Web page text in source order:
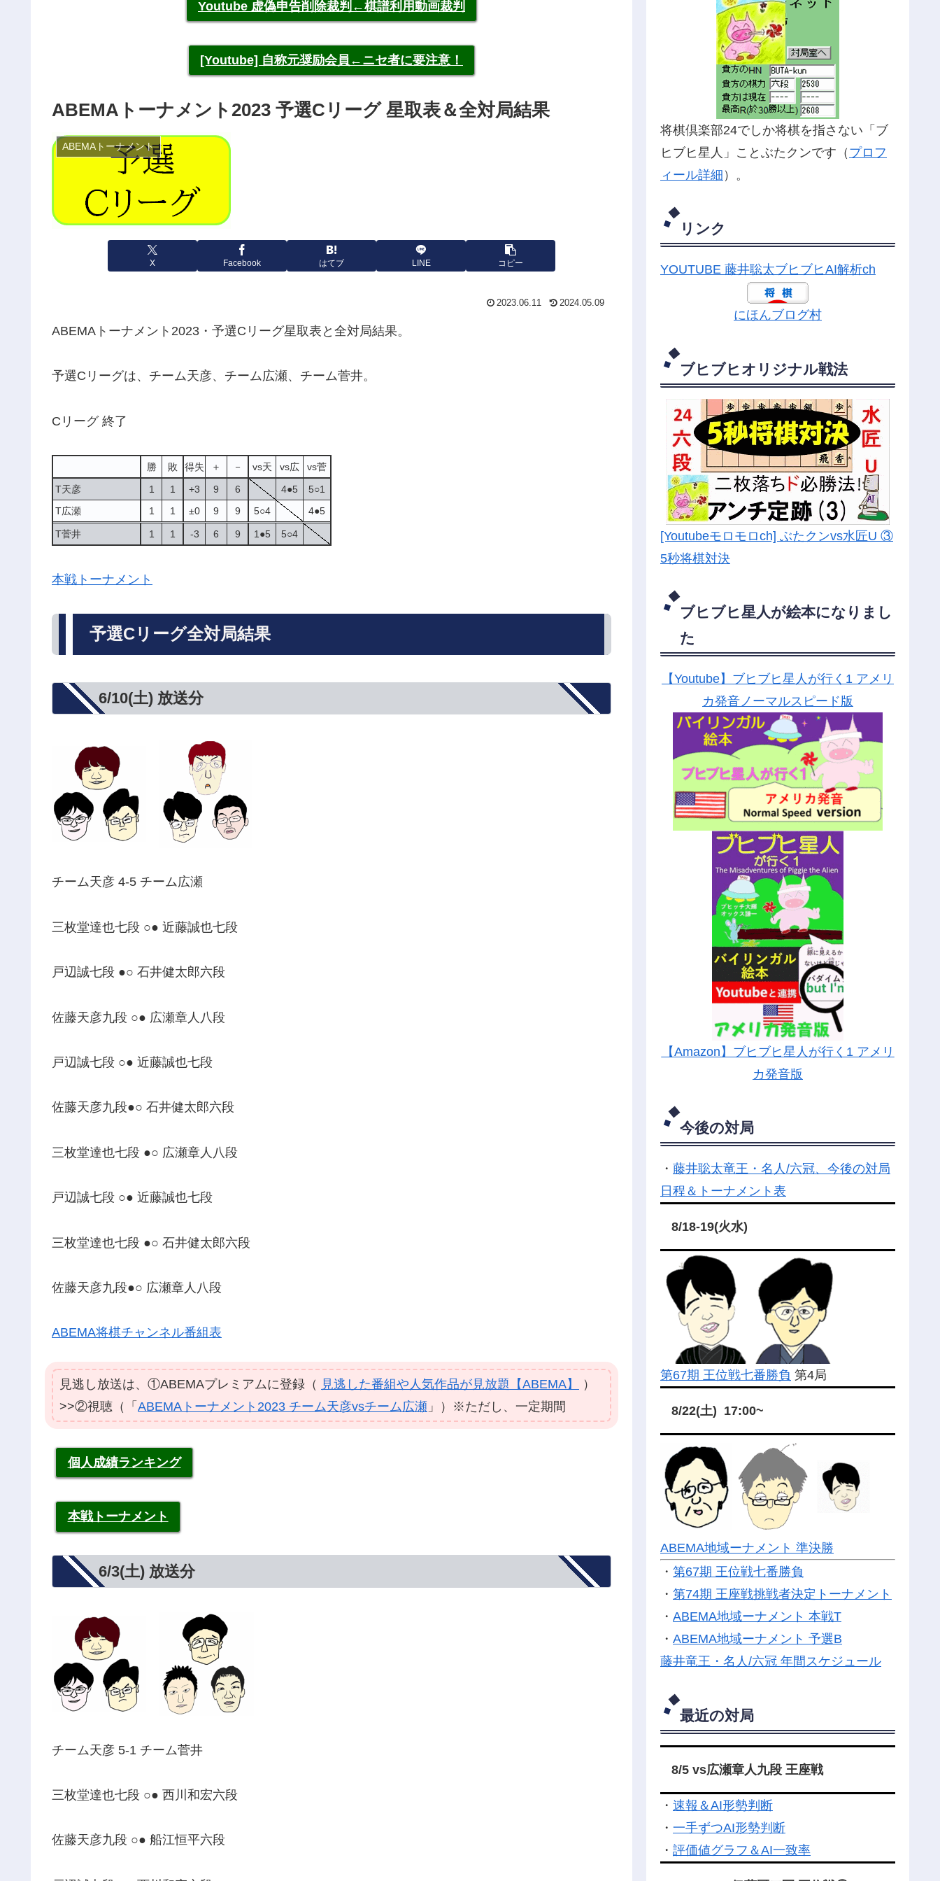
Youtube 虚偽申告削除裁判←棋譜利用動画裁判
[Youtube] 自称元奨励会員←ニセ者に要注意！
ABEMAトーナメント2023 予選Cリーグ 星取表＆全対局結果
ABEMAトーナメント
X Facebook はてブ LINE コピー
2023.06.11 2024.05.09
ABEMAトーナメント2023・予選Cリーグ星取表と全対局結果。
予選Cリーグは、チーム天彦、チーム広瀬、チーム菅井。
Cリーグ 終了
勝 敗 得失 ＋ － vs天 vs広
vs菅
T天彦
1 1 +3 9 6 4●5
5○1
T広瀬
1 1 ±0 9 9 5○4 4●5
T菅井 1 1 -3 6 9 1●5 5○4
本戦トーナメント
予選Cリーグ全対局結果
6/10(土) 放送分
チーム天彦 4-5 チーム広瀬
三枚堂達也七段 ○● 近藤誠也七段
戸辺誠七段 ●○ 石井健太郎六段
佐藤天彦九段 ○● 広瀬章人八段
戸辺誠七段 ○● 近藤誠也七段
佐藤天彦九段●○ 石井健太郎六段
三枚堂達也七段 ●○ 広瀬章人八段
戸辺誠七段 ○● 近藤誠也七段
三枚堂達也七段 ●○ 石井健太郎六段
佐藤天彦九段●○ 広瀬章人八段
ABEMA将棋チャンネル番組表
見逃し放送は、①ABEMAプレミアムに登録（ 見逃した番組や人気作品が見放題【ABEMA】
）
>>②視聴（「 ABEMAトーナメント2023 チーム天彦vsチーム広瀬 」）※ただし、一定期間
個人成績ランキング
本戦トーナメント
6/3(土) 放送分
チーム天彦 5-1 チーム菅井
三枚堂達也七段 ○● 西川和宏六段
佐藤天彦九段 ○● 船江恒平六段
将棋倶楽部24でしか将棋を指さない「ブ
ヒブヒ星人」ことぶたクンです（ プロフ
ィール詳細 ）。
リンク
YOUTUBE 藤井聡太ブヒブヒAI解析ch
にほんブログ村
ブヒブヒオリジナル戦法
[Youtubeモロモロch] ぶたクンvs水匠U ③
5秒将棋対決
ブヒブヒ星人が絵本になりまし
た
【Youtube】ブヒブヒ星人が行く1 アメリ
カ発音ノーマルスピード版
【Amazon】ブヒブヒ星人が行く1 アメリ
カ発音版
今後の対局
・ 藤井聡太竜王・名人/六冠、今後の対局
日程＆トーナメント表
8/18-19(火水)
第67期 王位戦七番勝負 第4局
8/22(土) 17:00~
ABEMA地域ーナメント 準決勝
・ 第67期 王位戦七番勝負
・ 第74期 王座戦挑戦者決定トーナメント
・ ABEMA地域ーナメント 本戦T
・ ABEMA地域ーナメント 予選B
藤井竜王・名人/六冠 年間スケジュール
最近の対局
8/5 vs広瀬章人九段 王座戦
・ 速報＆AI形勢判断
・ 一手ずつAI形勢判断
・ 評価値グラフ＆AI一致率